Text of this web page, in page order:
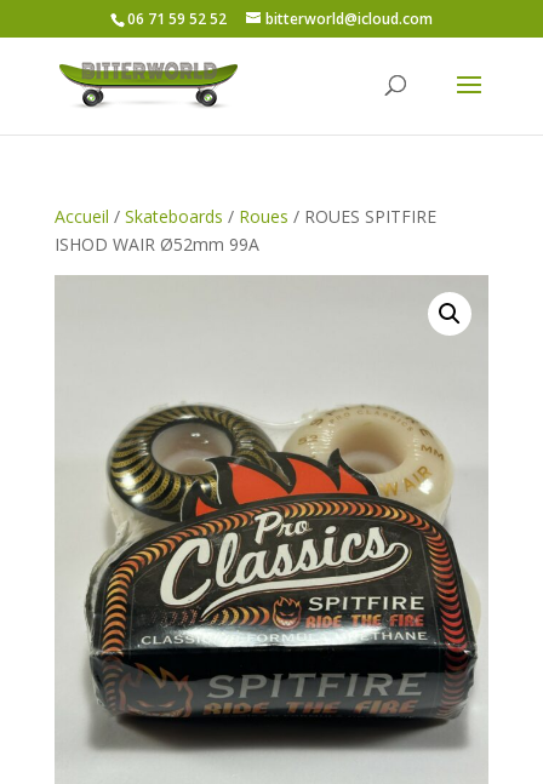
06 71 59 52 52 bitterworld@icloud.com
Accueil / Skateboards / Roues / ROUES SPITFIRE
ISHOD WAIR Ø52mm 99A